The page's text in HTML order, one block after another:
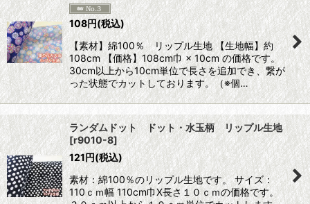
108円(税込)
【素材】綿100％ リップル生地 【生地幅】約
108cm 【価格】108cm巾 × 10cm の価格です。
30cm以上から10cm単位で長さを追加でき、繋が
った状態でカットしております。（※個…
ランダムドット ドット・水玉柄 リップル生地
[r9010-8]
121円(税込)
素材：綿100％のリップル生地です。 サイズ：
110ｃｍ幅 110cm巾X長さ１０ｃｍの価格です。